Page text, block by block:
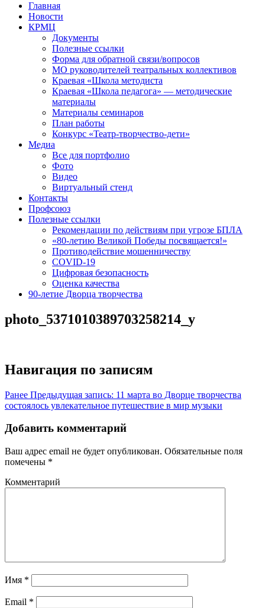
Главная
Новости
КРМЦ
Документы
Полезные ссылки
Форма для обратной связи/вопросов
МО руководителей театральных коллективов
Краевая «Школа методиста
Краевая «Школа педагога» — методические
материалы
Материалы семинаров
План работы
Конкурс «Театр-творчество-дети»
Медиа
Все для портфолио
Фото
Видео
Виртуальный стенд
Контакты
Профсоюз
Полезные ссылки
Рекомендации по действиям при угрозе БПЛА
«80-летию Великой Победы посвящается!»
Противодействие мошенничеству
COVID-19
Цифровая безопасность
Оценка качества
90-летие Дворца творчества
photo_5371010389703258214_y
Навигация по записям
Ранее Предыдущая запись: 11 марта во Дворце творчества
состоялось увлекательное путешествие в мир музыки
Добавить комментарий
Ваш адрес email не будет опубликован. Обязательные поля
помечены *
Комментарий
Имя *
Email *